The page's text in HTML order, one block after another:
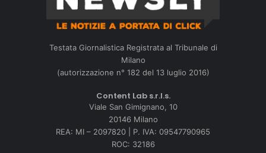
Testata Giornalistica Registrata al Tribunale di
Milano
(autorizzazione n° 182 del 13 luglio 2016)
Content Lab s.r.l.s.
Viale San Gimignano, 10
20146 Milano
REA: MI – 2097820 | P. IVA: 09547790965
ROC: 32186